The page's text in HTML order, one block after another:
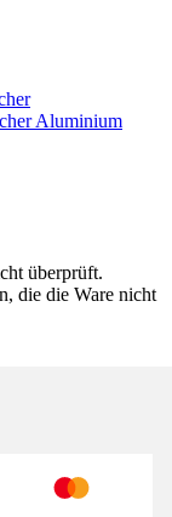
Aluminium
überprüft.
die die Ware nicht